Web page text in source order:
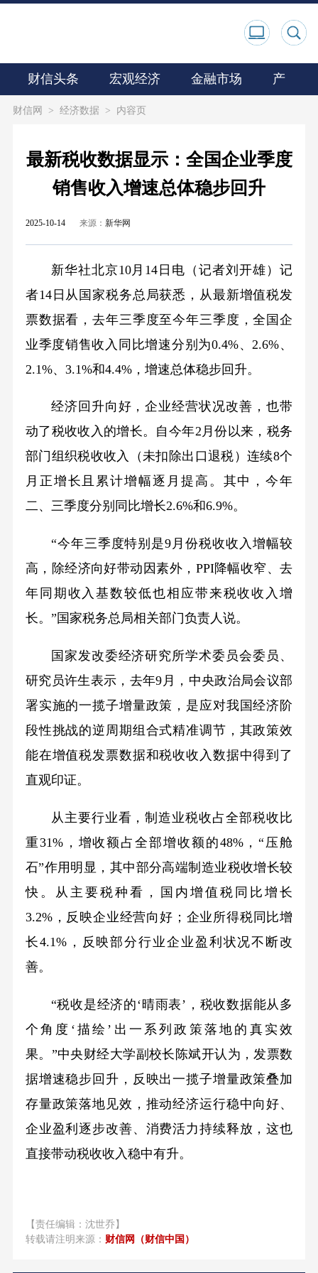
财信头条 宏观经济 金融市场 产业观
财信网 > 经济数据> 内容页
最新税收数据显示：全国企业季度
销售收入增速总体稳步回升
2025-10-14 来源： 新华网
新华社北京10月14日电（记者刘开雄）记
者14日从国家税务总局获悉，从最新增值税发
票数据看，去年三季度至今年三季度，全国企
业季度销售收入同比增速分别为0.4%、2.6%、
2.1%、3.1%和4.4%，增速总体稳步回升。
经济回升向好，企业经营状况改善，也带
动了税收收入的增长。自今年2月份以来，税务
部门组织税收收入（未扣除出口退税）连续8个
月正增长且累计增幅逐月提高。其中，今年
二、三季度分别同比增长2.6%和6.9%。
“今年三季度特别是9月份税收收入增幅较
高，除经济向好带动因素外，PPI降幅收窄、去
年同期收入基数较低也相应带来税收收入增
长。”国家税务总局相关部门负责人说。
国家发改委经济研究所学术委员会委员、
研究员许生表示，去年9月，中央政治局会议部
署实施的一揽子增量政策，是应对我国经济阶
段性挑战的逆周期组合式精准调节，其政策效
能在增值税发票数据和税收收入数据中得到了
直观印证。
从主要行业看，制造业税收占全部税收比
重31%，增收额占全部增收额的48%，“压舱
石”作用明显，其中部分高端制造业税收增长较
快。从主要税种看，国内增值税同比增长
3.2%，反映企业经营向好；企业所得税同比增
长4.1%，反映部分行业企业盈利状况不断改
善。
“税收是经济的‘晴雨表’，税收数据能从多
个角度‘描绘’出一系列政策落地的真实效
果。”中央财经大学副校长陈斌开认为，发票数
据增速稳步回升，反映出一揽子增量政策叠加
存量政策落地见效，推动经济运行稳中向好、
企业盈利逐步改善、消费活力持续释放，这也
直接带动税收收入稳中有升。
【责任编辑：沈世乔】
转载请注明来源： 财信网（财信中国）